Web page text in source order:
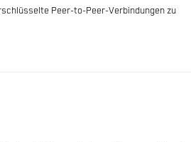
Peer-to-Peer-Verbindungen zu